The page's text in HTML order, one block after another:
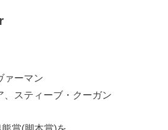
ァーマン
、スティーブ・クーガン